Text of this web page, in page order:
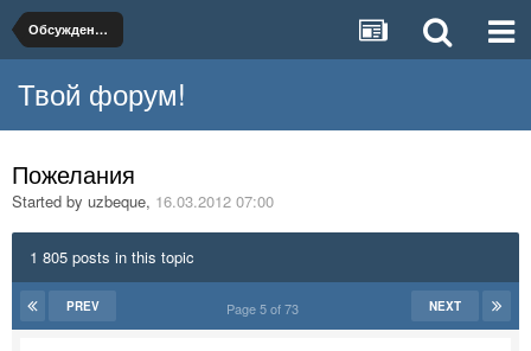
Обсуждение форума
Твой форум!
Пожелания
Started by uzbeque, 16.03.2012 07:00
1 805 posts in this topic
PREV NEXT
Page 5 of 73